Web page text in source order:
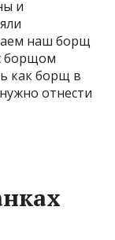
и
наш борщ
борщом
как борщ в
отнести